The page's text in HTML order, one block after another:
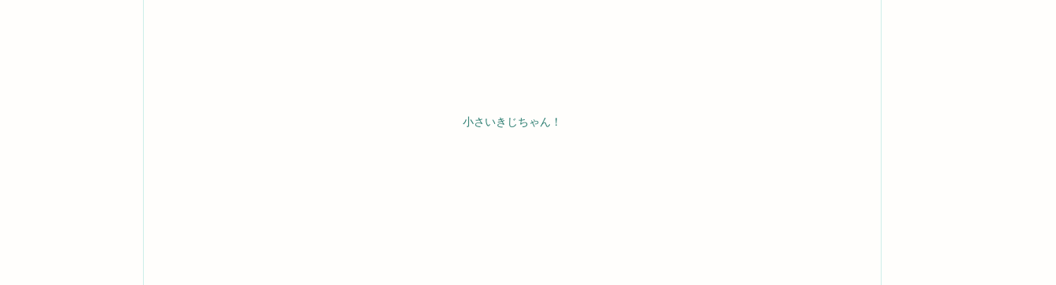
小さいきじちゃん！